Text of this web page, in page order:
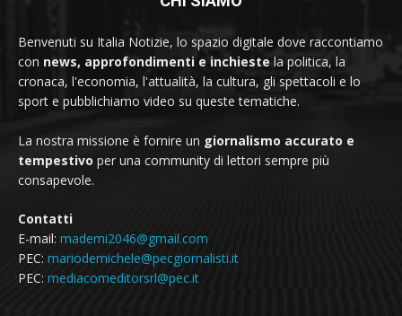
Benvenuti su Italia Notizie, lo spazio digitale dove raccontiamo
con news, approfondimenti e inchieste la politica, la
cronaca, l'economia, l'attualità, la cultura, gli spettacoli e lo
sport e pubblichiamo video su queste tematiche.
La nostra missione è fornire un giornalismo accurato e
tempestivo per una community di lettori sempre più
consapevole.
Contatti
E-mail: mademi2046@gmail.com
PEC: mariodemichele@pecgiornalisti.it
PEC: mediacomeditorsrl@pec.it